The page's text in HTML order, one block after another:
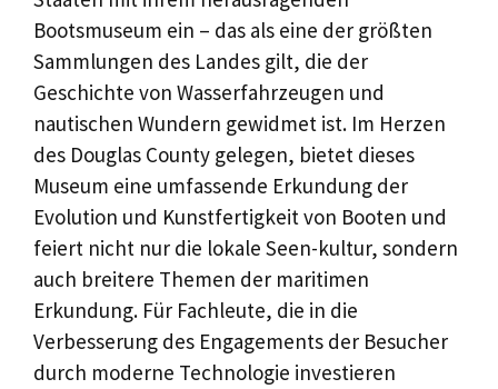
Bootsmuseum ein – das als eine der größten
Sammlungen des Landes gilt, die der
Geschichte von Wasserfahrzeugen und
nautischen Wundern gewidmet ist. Im Herzen
des Douglas County gelegen, bietet dieses
Museum eine umfassende Erkundung der
Evolution und Kunstfertigkeit von Booten und
feiert nicht nur die lokale Seen-kultur, sondern
auch breitere Themen der maritimen
Erkundung. Für Fachleute, die in die
Verbesserung des Engagements der Besucher
durch moderne Technologie investieren